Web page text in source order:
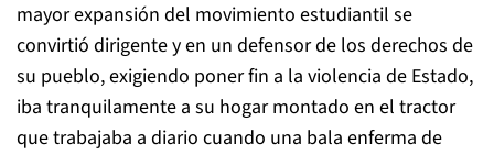
mayor expansión del movimiento estudiantil se
convirtió dirigente y en un defensor de los derechos de
su pueblo, exigiendo poner fin a la violencia de Estado,
iba tranquilamente a su hogar montado en el tractor
que trabajaba a diario cuando una bala enferma de